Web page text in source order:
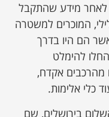
לאחר מידע שהתקבל
המוכרים למשטרה
הם היו בדרך
להימלט
אקדח,
כלי אלימות.
בירושלים, שם